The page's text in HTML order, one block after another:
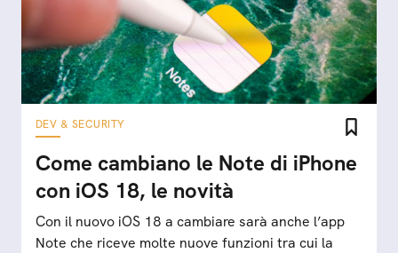
DEV & SECURITY
Come cambiano le Note di iPhone
con iOS 18, le novità
Con il nuovo iOS 18 a cambiare sarà anche l’app
Note che riceve molte nuove funzioni tra cui la